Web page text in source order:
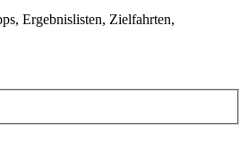
Ergebnislisten, Zielfahrten,